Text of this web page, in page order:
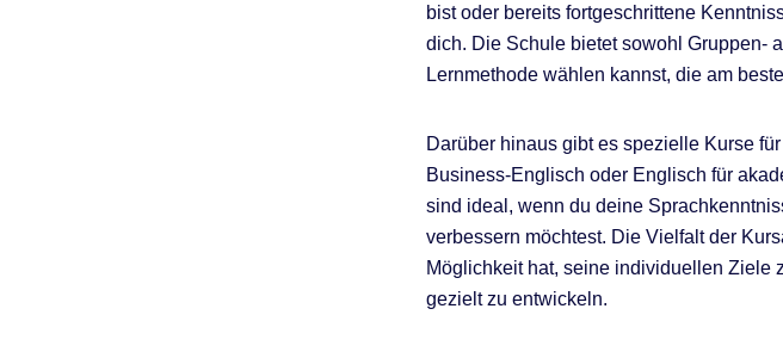
bist oder bereits fortgeschrittene
dich. Die Schule bietet sowohl Gruppen-
Lernmethode wählen kannst, die am
Darüber hinaus gibt es spezielle Kurse
Business-Englisch oder Englisch für
sind ideal, wenn du deine
verbessern möchtest. Die Vielfalt der
Möglichkeit hat, seine individuellen Ziele
gezielt zu entwickeln.